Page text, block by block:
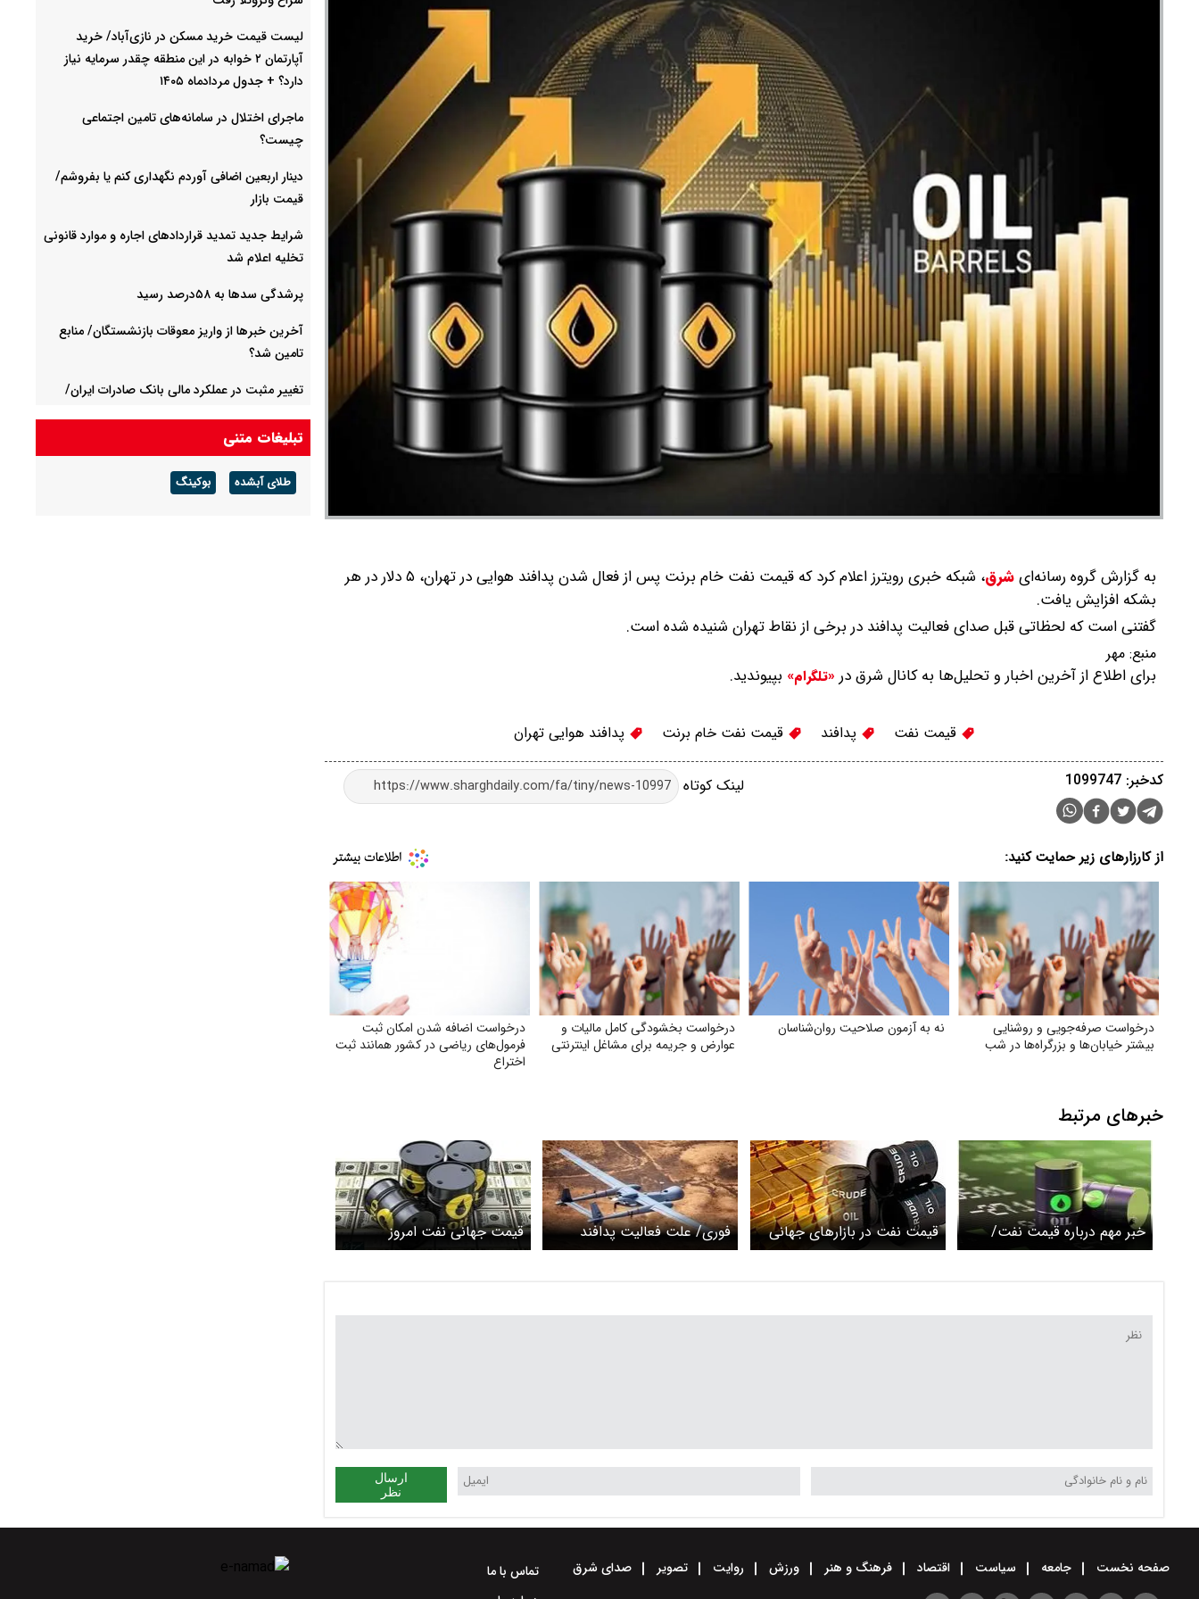
به گزارش گروه رسانه‌ایشرق،
شبکه خبری رویترز اعلام کرد که قیمت نفت خام برنت پس از فعال شدن پدافند هوایی در تهران، ۵ دلار در هر
بشکه افزایش یافت.
گفتنی است که لحظاتی قبل صدای فعالیت پدافند در برخی از نقاط تهران شنیده شده است.
منبع: مهر
برای اطلاع از آخرین اخبار و تحلیل‌ها به کانال شرق در «تلگرام» بپیوندید.
قیمت نفت پدافند قیمت نفت خام برنت پدافند هوایی تهران
لینک کوتاه کدخبر: 1099747
از کارزارهای زیر حمایت کنید:
درخواست صرفه‌جویی و روشنایی
بیشتر خیابان‌ها و بزرگراه‌ها در شب
نه به آزمون صلاحیت روان‌شناسان
درخواست بخشودگی کامل مالیات و
عوارض و جریمه برای مشاغل اینترنتی
درخواست اضافه شدن امکان ثبت
فرمول‌های ریاضی در کشور همانند ثبت
اختراع
خبرهای مرتبط
خبر مهم درباره قیمت نفت/
نفت سقوط می کند
قیمت نفت در بازارهای جهانی
فوری/ علت فعالیت پدافند
مشخص شد
قیمت جهانی نفت امروز
پنجشنبه ۳ اردیبهشت ۱۴۰۵
ارسال
نظر
لیست قیمت خرید مسکن در نازی‌آباد/ خرید
آپارتمان ۲ خوابه در این منطقه چقدر سرمایه نیاز
دارد؟ + جدول مردادماه ۱۴۰۵
ماجرای اختلال در سامانه‌های تامین اجتماعی
چیست؟
دینار اربعین اضافی آوردم نگهداری کنم یا بفروشم/
قیمت بازار
شرایط جدید تمدید قراردادهای اجاره و موارد قانونی
تخلیه اعلام شد
پرشدگی سدها به ۵۸درصد رسید
آخرین خبرها از واریز معوقات بازنشستگان/ منابع
تامین شد؟
تغییر مثبت در عملکرد مالی بانک صادرات ایران/
شرط جدید بازنشستگی اعلام شد + جزئیات
تبلیغات متنی
طلای آبشده بوکینگ
صفحه نخست جامعه سیاست اقتصاد فرهنگ و هنر ورزش روایت تصویر صدای شرق
تماس با ما